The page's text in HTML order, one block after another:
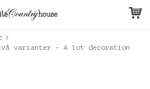
två varianter - A lot decoration